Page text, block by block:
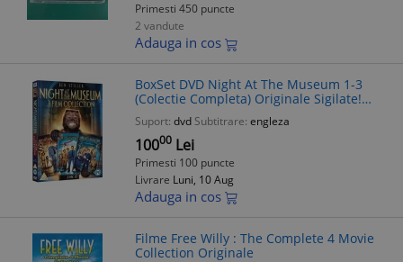
Primesti 450 puncte
2 vandute
Adauga in cos
BoxSet DVD Night At The Museum 1-3
(Colectie Completa) Originale Sigilate!
Audio Engleza
Suport: dvd Subtitrare: engleza
10000 Lei
Primesti 100 puncte
Livrare Luni, 10 Aug
Adauga in cos
Filme Free Willy : The Complete 4 Movie
Collection Originale